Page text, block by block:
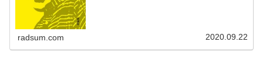
radsum.com 2020.09.22